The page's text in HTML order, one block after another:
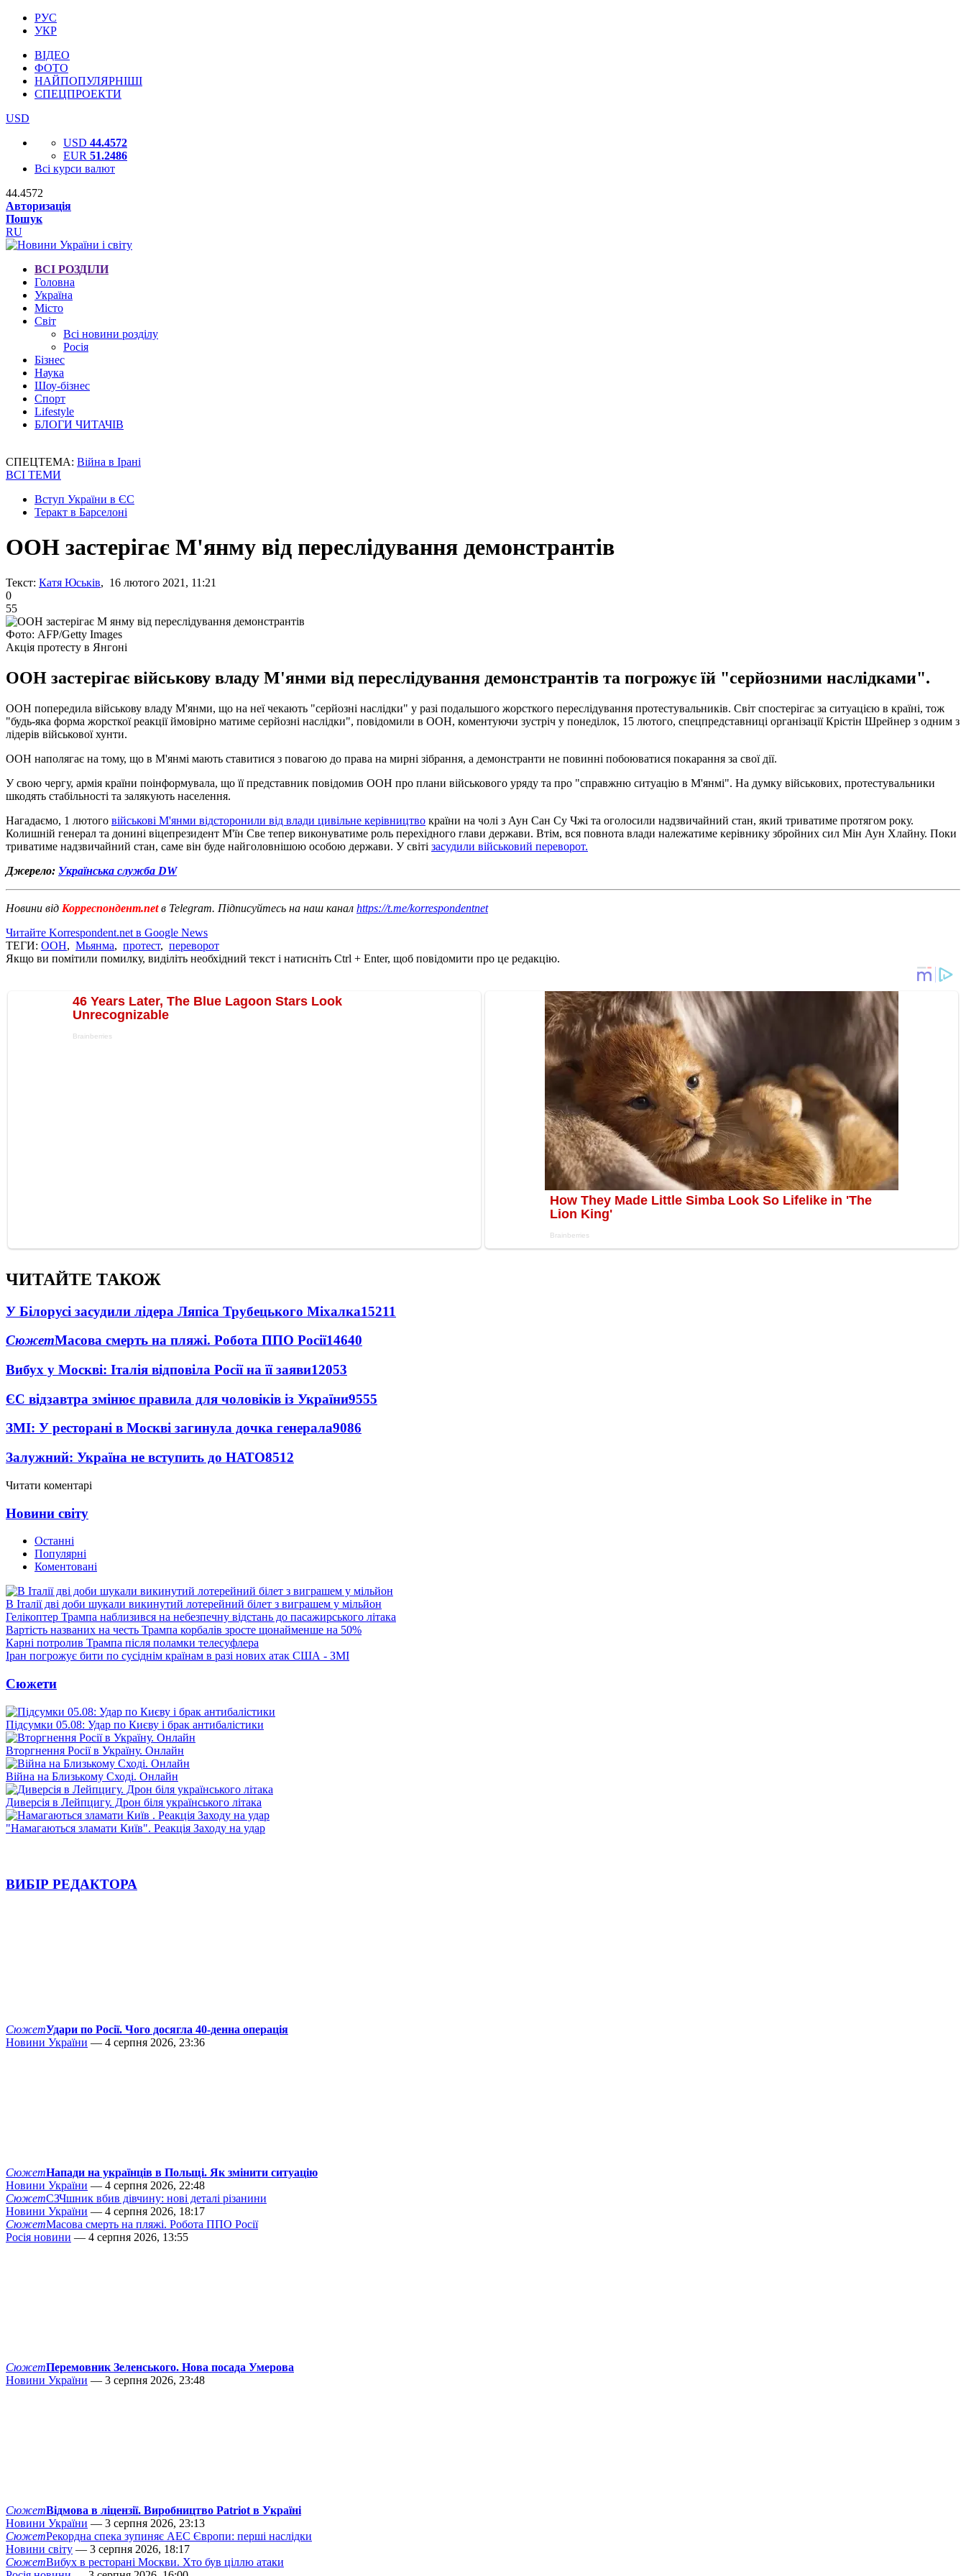
РУС
УКР
ВІДЕО
ФОТО
НАЙПОПУЛЯРНІШІ
СПЕЦПРОЕКТИ
USD
USD 44.4572
EUR 51.2486
Всі курси валют
44.4572
Авторизація
Пошук
RU
ВСІ РОЗДІЛИ
Головна
Україна
Місто
Світ
Всі новини розділу
Росія
Бізнес
Наука
Шоу-бізнес
Спорт
Lifestyle
БЛОГИ ЧИТАЧІВ
СПЕЦТЕМА: Війна в Ірані
ВСІ ТЕМИ
Вступ України в ЄС
Теракт в Барселоні
ООН застерігає М'янму від переслідування демонстрантів
Текст: Катя Юськів, 16 лютого 2021, 11:21
0
55
Фото: AFP/Getty Images
Акція протесту в Янгоні
ООН застерігає військову владу М'янми від переслідування демонстрантів та погрожує їй "серйозними наслідками".
ООН попередила військову владу М'янми, що на неї чекають "серйозні наслідки" у разі подальшого жорсткого переслідування протестувальників. Світ спостерігає за ситуацією в країні, тож
"будь-яка форма жорсткої реакції ймовірно матиме серйозні наслідки", повідомили в ООН, коментуючи зустріч у понеділок, 15 лютого, спецпредставниці організації Крістін Шрейнер з одним з
лідерів військової хунти.
ООН наполягає на тому, що в М'янмі мають ставитися з повагою до права на мирні зібрання, а демонстранти не повинні побоюватися покарання за свої дії.
У свою чергу, армія країни поінформувала, що її представник повідомив ООН про плани військового уряду та про "справжню ситуацію в М'янмі". На думку військових, протестувальники
шкодять стабільності та залякують населення.
Нагадаємо, 1 лютого військові М'янми відсторонили від влади цивільне керівництво країни на чолі з Аун Сан Су Чжі та оголосили надзвичайний стан, який триватиме протягом року.
Колишній генерал та донині віцепрезидент М'їн Све тепер виконуватиме роль перехідного глави держави. Втім, вся повнота влади належатиме керівнику збройних сил Мін Аун Хлайну. Поки
триватиме надзвичайний стан, саме він буде найголовнішою особою держави. У світі засудили військовий переворот.
Джерело: Українська служба DW
Новини від Корреспондент.netв Telegram. Підписуйтесь на наш канал https://t.me/korrespondentnet
Читайте Korrespondent.net в Google News
ТЕГИ: ООН, Мьянма, протест, переворот
Якщо ви помітили помилку, виділіть необхідний текст і натисніть Ctrl + Enter, щоб повідомити про це редакцію.
ЧИТАЙТЕ ТАКОЖ
У Білорусі засудили лідера Ляпіса Трубецького Міхалка15211
СюжетМасова смерть на пляжі. Робота ППО Росії14640
Вибух у Москві: Італія відповіла Росії на її заяви12053
ЄС відзавтра змінює правила для чоловіків із України9555
ЗМІ: У ресторані в Москві загинула дочка генерала9086
Залужний: Україна не вступить до НАТО8512
Читати коментарі
Новини світу
Останні
Популярні
Коментовані
В Італії дві доби шукали викинутий лотерейний білет з виграшем у мільйон
Гелікоптер Трампа наблизився на небезпечну відстань до пасажирського літака
Вартість названих на честь Трампа корбалів зросте щонайменше на 50%
Карні потролив Трампа після поламки телесуфлера
Іран погрожує бити по сусіднім країнам в разі нових атак США - ЗМІ
Сюжети
Підсумки 05.08: Удар по Києву і брак антибалістики
Вторгнення Росії в Україну. Онлайн
Війна на Близькому Сході. Онлайн
Диверсія в Лейпцигу. Дрон біля українського літака
"Намагаються зламати Київ". Реакція Заходу на удар
ВИБІР РЕДАКТОРА
СюжетУдари по Росії. Чого досягла 40-денна операція
Новини України — 4 серпня 2026, 23:36
СюжетНапади на українців в Польщі. Як змінити ситуацію
Новини України — 4 серпня 2026, 22:48
СюжетСЗЧшник вбив дівчину: нові деталі різанини
Новини України — 4 серпня 2026, 18:17
СюжетМасова смерть на пляжі. Робота ППО Росії
Росія новини — 4 серпня 2026, 13:55
СюжетПеремовник Зеленського. Нова посада Умерова
Новини України — 3 серпня 2026, 23:48
СюжетВідмова в ліцензії. Виробництво Patriot в Україні
Новини України — 3 серпня 2026, 23:13
СюжетРекордна спека зупиняє АЕС Європи: перші наслідки
Новини світу — 3 серпня 2026, 18:17
СюжетВибух в ресторані Москви. Хто був ціллю атаки